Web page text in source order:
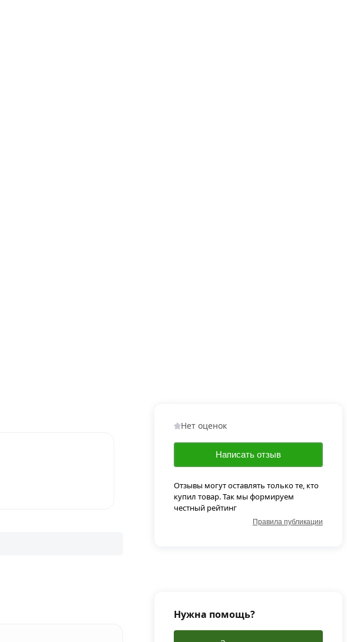
Нет оценок
Написать отзыв
Отзывы могут оставлять только те, кто
купил товар. Так мы формируем
честный рейтинг
Правила публикации
Нужна помощь?